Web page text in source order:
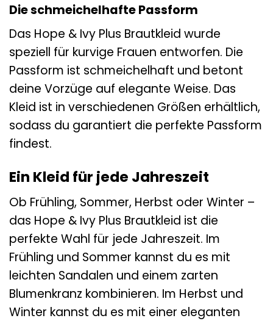
Die schmeichelhafte Passform
Das Hope & Ivy Plus Brautkleid wurde
speziell für kurvige Frauen entworfen. Die
Passform ist schmeichelhaft und betont
deine Vorzüge auf elegante Weise. Das
Kleid ist in verschiedenen Größen erhältlich,
sodass du garantiert die perfekte Passform
findest.
Ein Kleid für jede Jahreszeit
Ob Frühling, Sommer, Herbst oder Winter –
das Hope & Ivy Plus Brautkleid ist die
perfekte Wahl für jede Jahreszeit. Im
Frühling und Sommer kannst du es mit
leichten Sandalen und einem zarten
Blumenkranz kombinieren. Im Herbst und
Winter kannst du es mit einer eleganten